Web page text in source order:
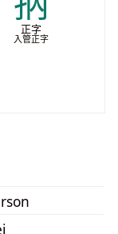
正字
入管正字